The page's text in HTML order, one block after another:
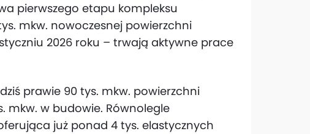
pierwszego etapu kompleksu
mkw. nowoczesnej powierzchni
2026 roku – trwają aktywne prace
prawie 90 tys. mkw. powierzchni
mkw. w budowie. Równolegle
już ponad 4 tys. elastycznych